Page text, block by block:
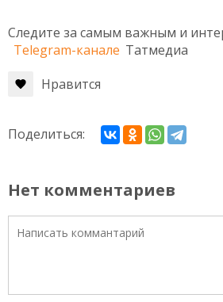
Следите за самым важным и
Telegram-канале Татмедиа
Нравится
Поделиться:
Нет комментариев